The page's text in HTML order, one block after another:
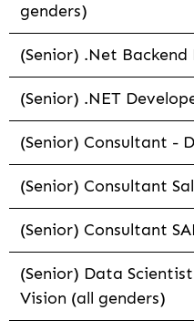
genders)
(Senior) .Net
(Senior) .NET
(Senior) Consultant -
(Senior) Consultant
(Senior) Consultant
(Senior) Data
Vision (all genders)